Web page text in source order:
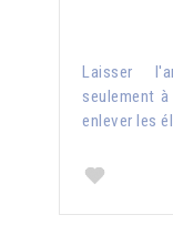
Laisser
seulement à
enlever les